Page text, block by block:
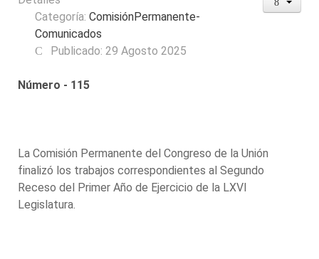
Categoría: ComisiónPermanente-
Comunicados
Publicado: 29 Agosto 2025
Número - 115
La Comisión Permanente del Congreso de la Unión
finalizó los trabajos correspondientes al Segundo
Receso del Primer Año de Ejercicio de la LXVI
Legislatura.